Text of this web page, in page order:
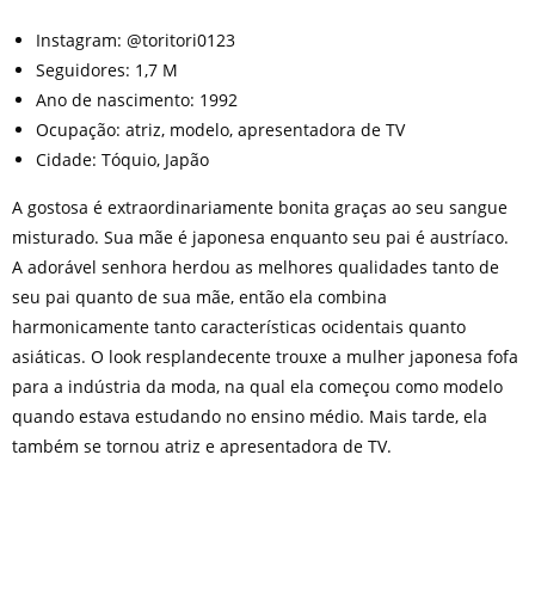
Instagram: @toritori0123
Seguidores: 1,7 M
Ano de nascimento: 1992
Ocupação: atriz, modelo, apresentadora de TV
Cidade: Tóquio, Japão
A gostosa é extraordinariamente bonita graças ao seu sangue
misturado. Sua mãe é japonesa enquanto seu pai é austríaco.
A adorável senhora herdou as melhores qualidades tanto de
seu pai quanto de sua mãe, então ela combina
harmonicamente tanto características ocidentais quanto
asiáticas. O look resplandecente trouxe a mulher japonesa fofa
para a indústria da moda, na qual ela começou como modelo
quando estava estudando no ensino médio. Mais tarde, ela
também se tornou atriz e apresentadora de TV.